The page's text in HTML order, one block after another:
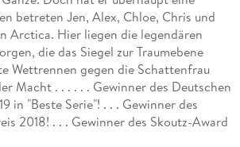
betreten Jen, Alex, Chloe, Chris und
Arctica. Hier liegen die legendären
die das Siegel zur Traumebene
Wettrennen gegen die Schattenfrau
Macht . . . . . . Gewinner des Deutschen
in "Beste Serie"! . . . Gewinner des
2018! . . . Gewinner des Skoutz-Award